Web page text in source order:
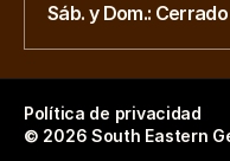
Sáb. y Dom.: Cerrado
Política de privacidad
© 2026 South Eastern